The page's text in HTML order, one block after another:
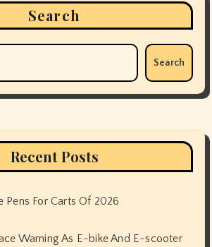
Search
Search
Recent Posts
Pens For Carts Of 2026
Warning As E-bike And E-scooter